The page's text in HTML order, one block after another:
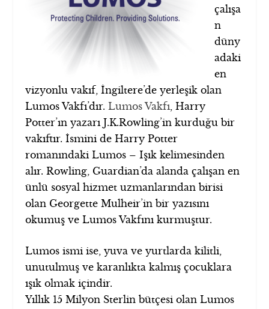
çalışa
n
düny
adaki
en
vizyonlu vakıf, İngiltere’de yerleşik olan
Lumos Vakfı’dır. Lumos Vakfı , Harry
Potter’ın yazarı J.K.Rowling’in kurduğu bir
vakıftır. İsmini de Harry Potter
romanındaki Lumos – Işık kelimesinden
alır. Rowling, Guardian’da alanda çalışan en
ünlü sosyal hizmet uzmanlarından birisi
olan Georgette Mulheir’in bir yazısını
okumuş ve Lumos Vakfını kurmuştur.
Lumos ismi ise, yuva ve yurtlarda kilitli,
unutulmuş ve karanlıkta kalmış çocuklara
ışık olmak içindir.
Yıllık 15 Milyon Sterlin bütçesi olan Lumos